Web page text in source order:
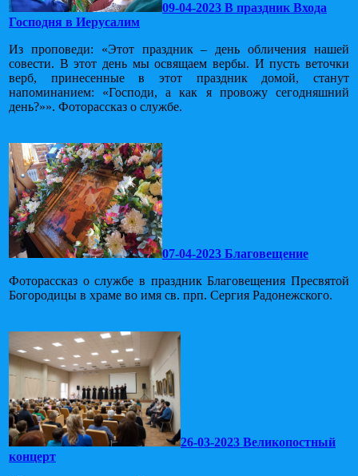
09-04-2023 В праздник Входа
Господня в Иерусалим
Из проповеди: «Этот праздник – день обличения нашей
совести. В этот день мы освящаем вербы. И пусть веточки
верб, принесенные в этот праздник домой, станут
напоминанием: «Господи, а как я провожу сегодняшний
день?»». Фоторассказ о службе.
07-04-2023 Благовещение
Фоторассказ о службе в праздник Благовещения Пресвятой
Богородицы в храме во имя св. прп. Сергия Радонежского.
26-03-2023 Великопостный
концерт